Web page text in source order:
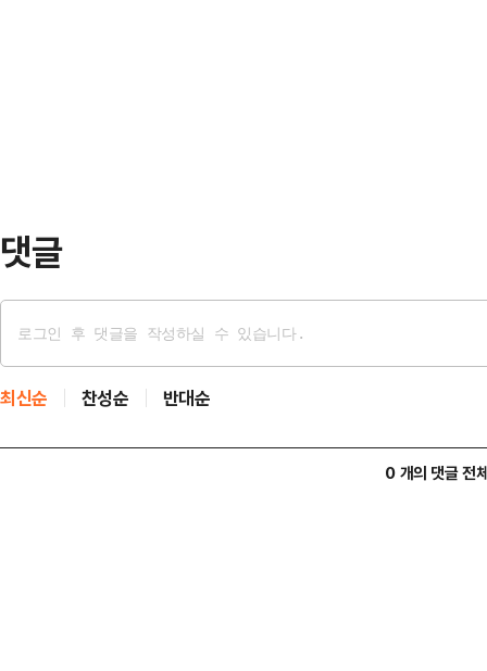
댓글
최신순 찬성순 반대순
0 개의 댓글 전